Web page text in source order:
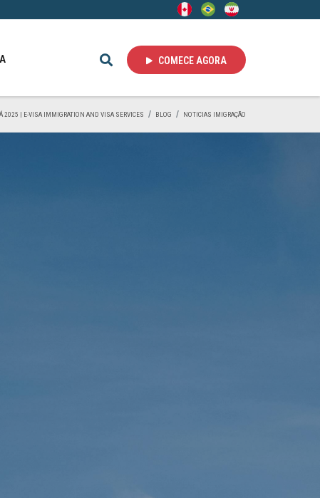
COMECE AGORA
2025 | E-VISA IMMIGRATION AND VISA SERVICES BLOG NOTICIAS IMIGRAÇÃO